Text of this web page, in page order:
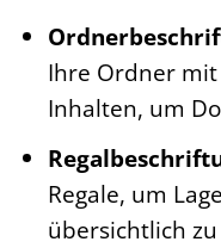
Ihre Ordner
Inhalten, um
Regale, um
übersichtlich